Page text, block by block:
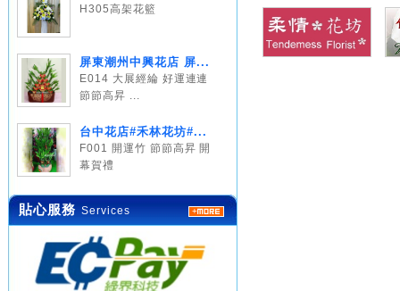
H305高架花籃
屏東潮州中興花店 屏...
E014 大展經綸 好運連連
節節高昇 ...
台中花店#禾林花坊#...
F001 開運竹 節節高昇 開
幕賀禮
貼心服務 Services